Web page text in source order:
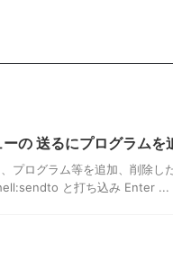
の 送るにプログラムを
プログラム等を追加、削除し
と打ち込み Enter ...